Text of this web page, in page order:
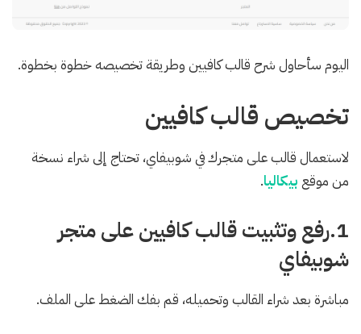
اليوم سأحاول شرح قالب كافيين وطريقة تخصيصه خطوة بخطوة.
تخصيص قالب كافيين
لاستعمال قالب على متجرك في شوبيفاي، تحتاج إلى شراء نسخة
من موقع بيكاليا.
1.رفع وتثبيت قالب كافيين على متجر
شوبيفاي
مباشرة بعد شراء القالب وتحميله، قم بفك الضغط على الملف.